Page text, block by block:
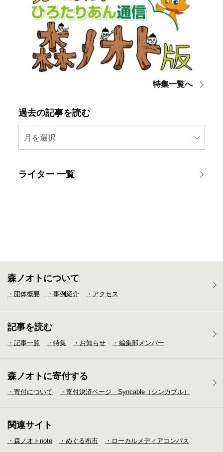
特集一覧へ
過去の記事を読む
月を選択
ライター 一覧
森ノオトについて
・団体概要 ・事例紹介 ・アクセス
記事を読む
・記事一覧 ・特集 ・お知らせ ・編集部メンバー
森ノオトに寄付する
・寄付について ・寄付決済ページ Syncable（シンカブル）
関連サイト
・森ノオトnote ・めぐる布市 ・ローカルメディア コンパス